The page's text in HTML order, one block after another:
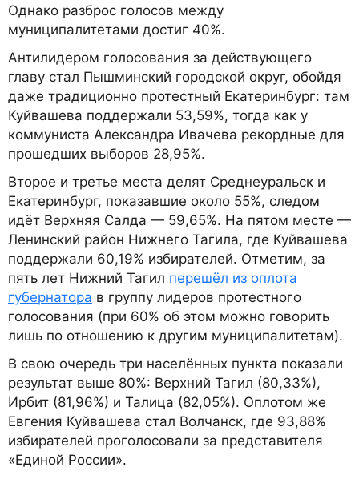
Однако разброс голосов между
муниципалитетами достиг 40%.
Антилидером голосования за действующего
главу стал Пышминский городской округ, обойдя
даже традиционно протестный Екатеринбург: там
Куйвашева поддержали 53,59%, тогда как у
коммуниста Александра Ивачева рекордные для
прошедших выборов 28,95%.
Второе и третье места делят Среднеуральск и
Екатеринбург, показавшие около 55%, следом
идёт Верхняя Салда — 59,65%. На пятом месте —
Ленинский район Нижнего Тагила, где Куйвашева
поддержали 60,19% избирателей. Отметим, за
пять лет Нижний Тагил перешёл из оплота
губернатора в группу лидеров протестного
голосования (при 60% об этом можно говорить
лишь по отношению к другим муниципалитетам).
В свою очередь три населённых пункта показали
результат выше 80%: Верхний Тагил (80,33%),
Ирбит (81,96%) и Талица (82,05%). Оплотом же
Евгения Куйвашева стал Волчанск, где 93,88%
избирателей проголосовали за представителя
«Единой России».